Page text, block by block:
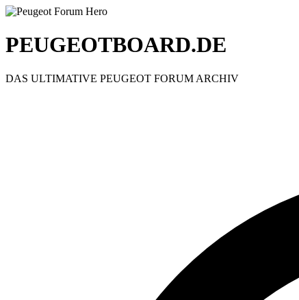
PEUGEOTBOARD.DE
DAS ULTIMATIVE PEUGEOT FORUM ARCHIV